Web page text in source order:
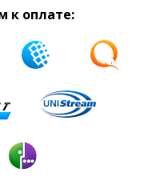
к оплате: